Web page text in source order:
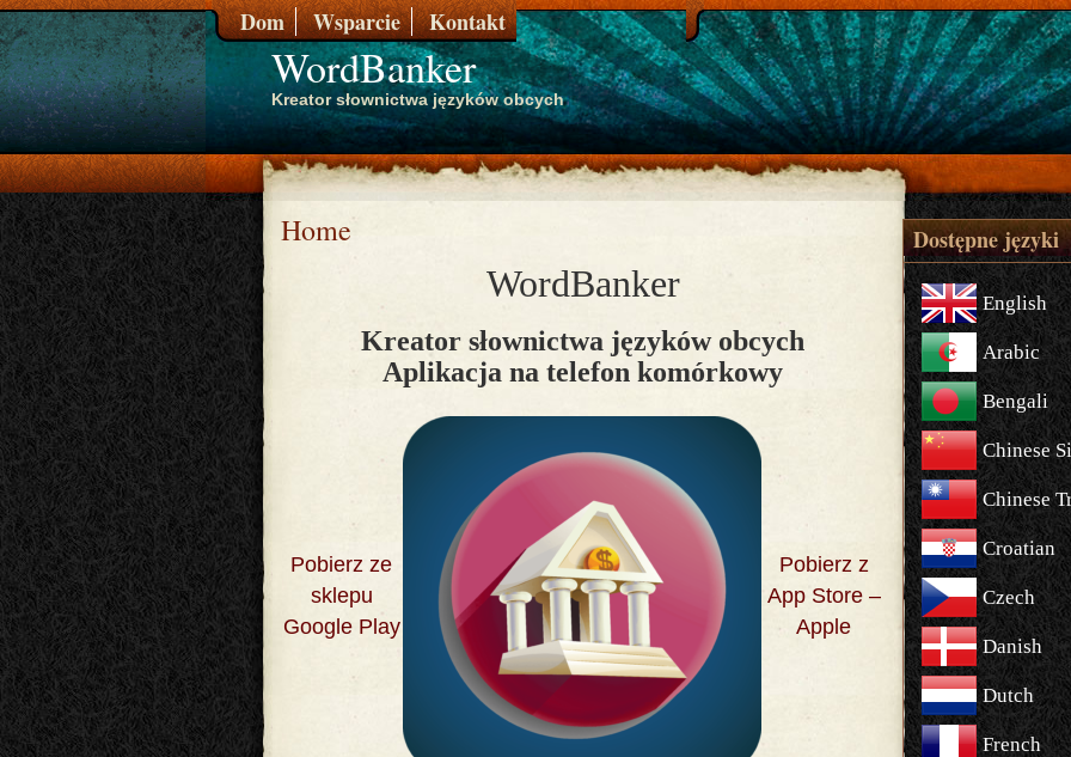
WordBanker
Kreator słownictwa języków obcych
Dom Wsparcie Kontakt
Home
WordBanker
Kreator słownictwa języków obcych
Aplikacja na telefon komórkowy
Pobierz ze
sklepu
Google Play
Pobierz z
App Store –
Apple
Dostępne języki
English
Arabic
Bengali
Chinese
Chinese
Croatian
Czech
Danish
Dutch
French